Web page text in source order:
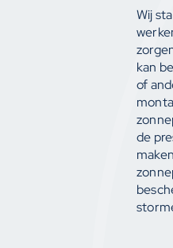
Wij
kan
of
de